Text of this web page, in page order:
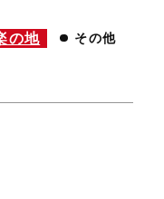
の地 その他